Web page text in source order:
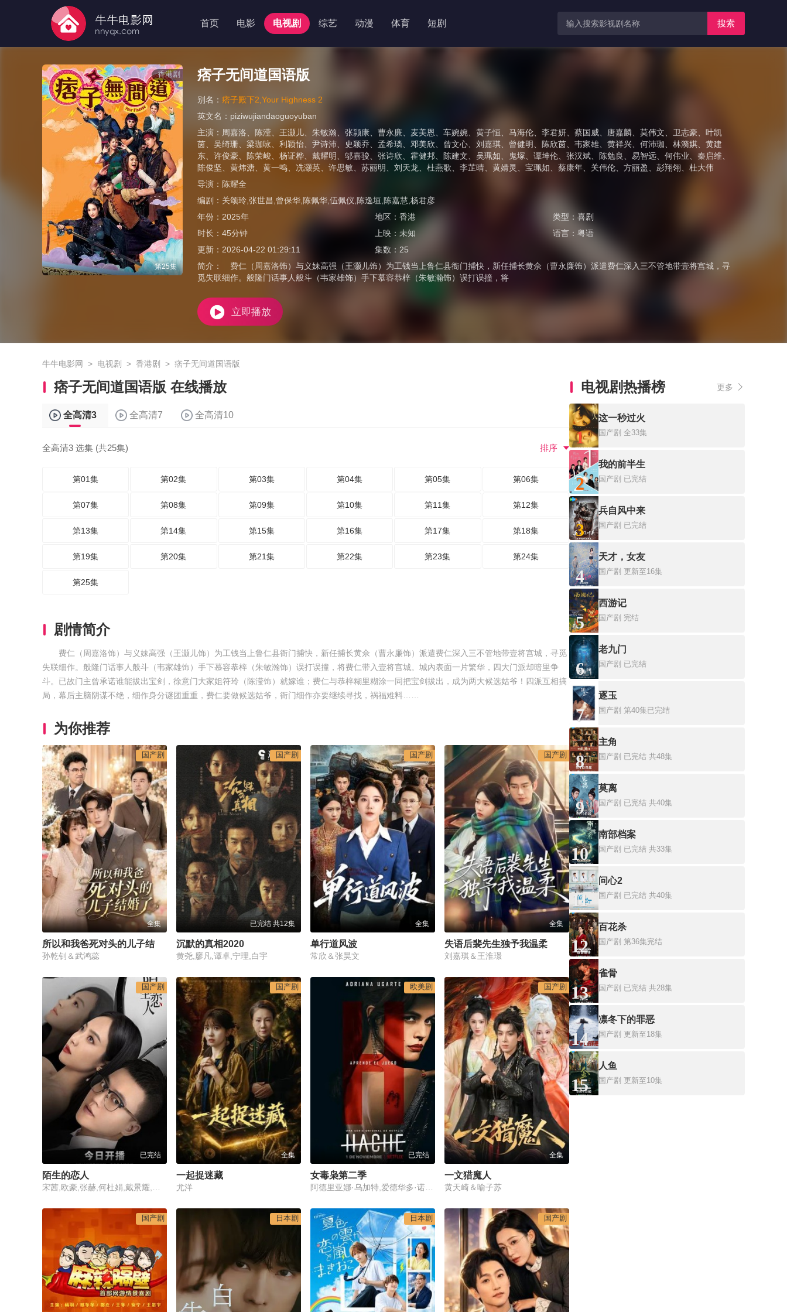
首页 电影 电视剧 综艺 动漫 体育 短剧 搜索
香港剧
第25集
痞子无间道国语版
别名： 痞子殿下2,Your Highness 2
英文名： piziwujiandaoguoyuban
主演： 周嘉洛 陈滢 王灏儿 朱敏瀚 张颕康 曹永廉 麦美恩 车婉婉 黄子恒 马海伦 李君妍 蔡国威 唐嘉麟 莫伟文 卫志豪
叶凯
茵
吴绮珊 梁珈咏 利颖怡 尹诗沛 史颖乔 孟希璘 邓美欣 曾文心 刘嘉琪 曾健明 陈欣茵 韦家雄 黄祥兴 何沛珈 林漪娸
黄建
东
许俊豪 陈荣峻 杨证桦 戴耀明 邬嘉骏 张诗欣 霍健邦 陈建文 吴珮如 鬼塚 谭坤伦 张汉斌 陈勉良 易智远 何伟业 秦启维
陈俊坚
黄炜溏 黄一鸣 冼灏英 许思敏 苏丽明 刘天龙 杜燕歌 李芷晴 黄婧灵 宝珮如 蔡康年 关伟伦 方丽盈 彭翔翎
杜大伟
导演： 陈耀全
编剧： 关颂玲,张世昌,曾保华,陈佩华,伍佩仪,陈逸垣,陈嘉慧,杨君彦
年份： 2025年 地区：香港 类型： 喜剧
时长： 45分钟 上映：未知 语言： 粤语
更新： 2026-04-22 01:29:11 集数： 25
简介：
费仁（周嘉洛饰）与义妹高强（王灏儿饰）为工钱当上鲁仁县衙门捕快，新任捕长黄佘（曹永廉饰）派遣费仁深入三不管地带壹将宫城，寻
觅失联细作。般隆门话事人般斗（韦家雄饰）手下慕容恭梓（朱敏瀚饰）误打误撞，将
立即播放
牛牛电影网 > 电视剧 > 香港剧 > 痞子无间道国语版
痞子无间道国语版 在线播放
全高清3 全高清7 全高清10
全高清3 选集 (共25集) 排序
第01集 第02集 第03集 第04集 第05集 第06集
第07集 第08集 第09集 第10集 第11集 第12集
第13集 第14集 第15集 第16集 第17集 第18集
第19集 第20集 第21集 第22集 第23集 第24集
第25集
剧情简介
费仁（周嘉洛饰）与义妹高强（王灏儿饰）为工钱当上鲁仁县衙门捕快，新任捕长黄佘（曹永廉饰）派遣费仁深入三不管地带壹将宫城，寻觅
失联细作。般隆门话事人般斗（韦家雄饰）手下慕容恭梓（朱敏瀚饰）误打误撞，将费仁带入壹将宫城。城內表面一片繁华，四大门派却暗里争
斗。已故门主曾承诺谁能拔出宝剑，徐意门大家姐符玲（陈滢饰）就嫁谁；费仁与恭梓糊里糊涂一同把宝剑拔出，成为两大候选姑爷！四派互相搞
局，幕后主脑阴谋不绝，细作身分谜团重重，费仁要做候选姑爷，衙门细作亦要继续寻找，祸福难料……
为你推荐
国产剧
全集
所以和我爸死对头的儿子结婚了
孙乾钊＆武鸿蕊
国产剧
已完结 共12集
沉默的真相2020
黄尧,廖凡,谭卓,宁理,白宇
国产剧
全集
单行道风波
常欣＆张昊文
国产剧
全集
失语后裴先生独予我温柔
刘嘉琪＆王淮璟
国产剧
已完结
陌生的恋人
国产剧
全集
一起捉迷藏
尤洋
欧美剧
已完结
女毒枭第二季
国产剧
全集
一文猎魔人
黄天崎＆喻子苏
国产剧 日本剧 日本剧 国产剧
电视剧热播榜 更多
1
这一秒过火
国产剧 全33集
2
我的前半生
国产剧 已完结
3
兵自风中来
国产剧 已完结
4
天才，女友
国产剧 更新至16集
5
西游记
国产剧 完结
6
老九门
国产剧 已完结
7
逐玉
国产剧 第40集已完结
8
主角
国产剧 已完结 共48集
9
莫离
国产剧 已完结 共40集
10
南部档案
国产剧 已完结 共33集
11
问心2
国产剧 已完结 共40集
12
百花杀
国产剧 第36集完结
13
雀骨
国产剧 已完结 共28集
14
凛冬下的罪恶
国产剧 更新至18集
15
人鱼
国产剧 更新至10集